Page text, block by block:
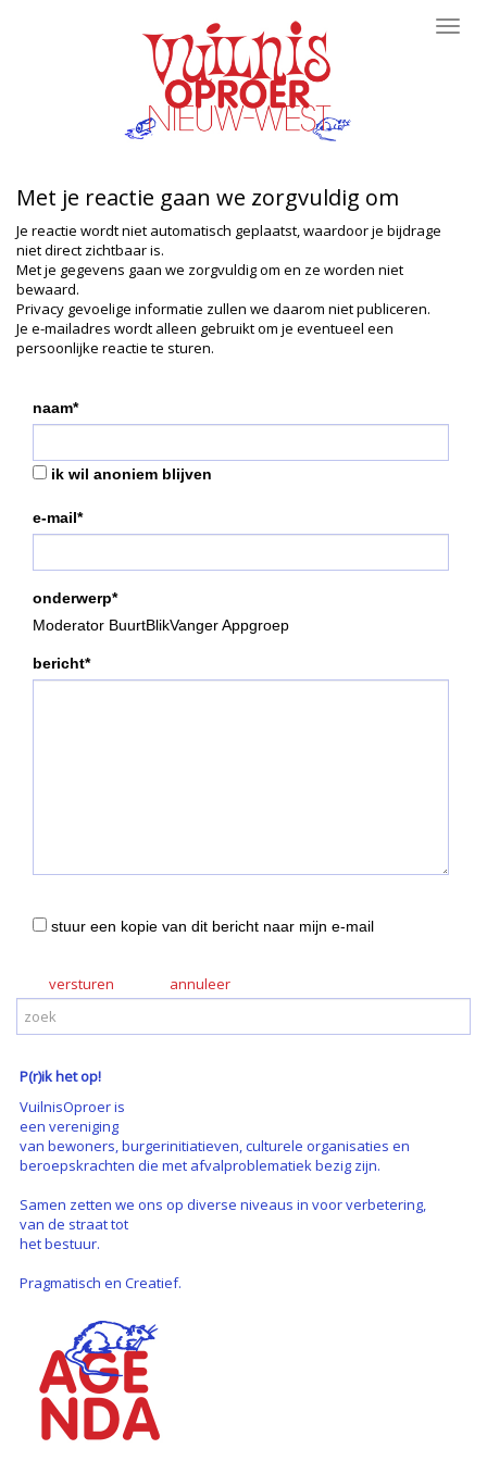
Met je reactie gaan we zorgvuldig om
Je reactie wordt niet automatisch geplaatst, waardoor je bijdrage
niet direct zichtbaar is.
Met je gegevens gaan we zorgvuldig om en ze worden niet
bewaard.
Privacy gevoelige informatie zullen we daarom niet publiceren.
Je e-mailadres wordt alleen gebruikt om je eventueel een
persoonlijke reactie te sturen.
naam*
ik wil anoniem blijven
e-mail*
onderwerp*
Moderator BuurtBlikVanger Appgroep
bericht*
stuur een kopie van dit bericht naar mijn e-mail
versturen
P(r)ik het op!
VuilnisOproer is
een vereniging
van bewoners, burgerinitiatieven, culturele organisaties en
beroepskrachten die met afvalproblematiek bezig zijn.
Samen zetten we ons op diverse niveaus in voor verbetering,
van de straat tot
het bestuur.
Pragmatisch en Creatief.